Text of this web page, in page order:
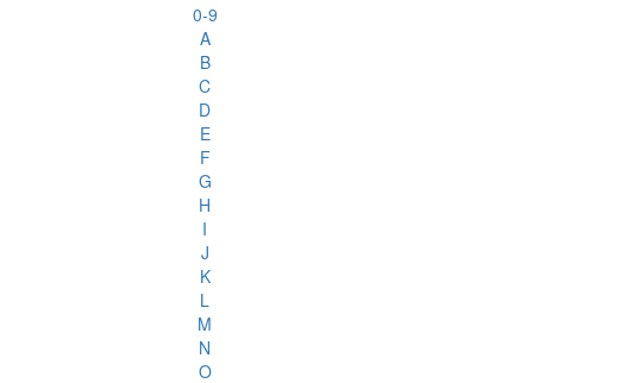
0-9
A
B
C
D
E
F
G
H
I
J
K
L
M
N
O